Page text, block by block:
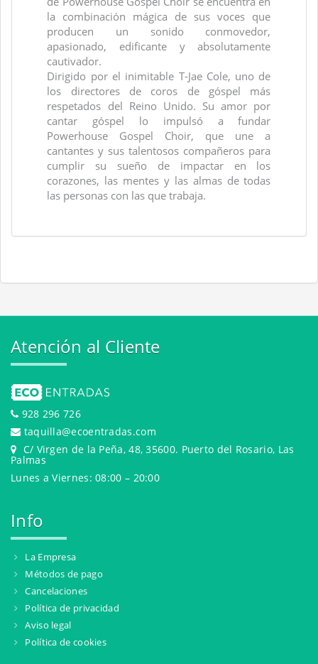
la combinación mágica de sus voces que
producen un sonido conmovedor,
apasionado, edificante y absolutamente
cautivador.
Dirigido por el inimitable T-Jae Cole, uno de
los directores de coros de góspel más
respetados del Reino Unido. Su amor por
cantar góspel lo impulsó a fundar
Powerhouse Gospel Choir, que une a
cantantes y sus talentosos compañeros para
cumplir su sueño de impactar en los
corazones, las mentes y las almas de todas
las personas con las que trabaja.
Atención al Cliente
928 296 726
taquilla@ecoentradas.com
C/ Virgen de la Peña, 48, 35600. Puerto del Rosario, Las
Palmas
Lunes a Viernes: 08:00 – 20:00
Info
La Empresa
Métodos de pago
Cancelaciones
Política de privacidad
Aviso legal
Política de cookies